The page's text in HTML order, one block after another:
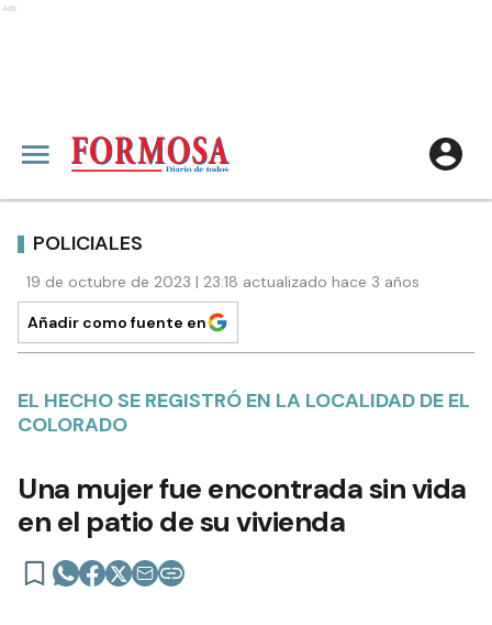
Ads
POLICIALES
19 de octubre de 2023 | 23:18 actualizado hace 3 años
Añadir como fuente en
EL HECHO SE REGISTRÓ EN LA LOCALIDAD DE EL
COLORADO
Una mujer fue encontrada sin vida
en el patio de su vivienda